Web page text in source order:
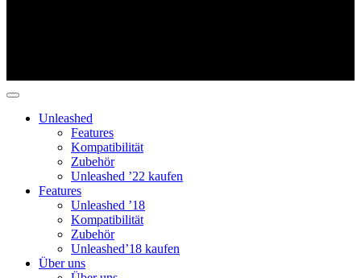
Unleashed
Features
Kompatibilität
Zubehör
Unleashed ’22 kaufen
Features
Unleashed ’18
Kompatibilität
Zubehör
Unleashed’18 kaufen
Über uns